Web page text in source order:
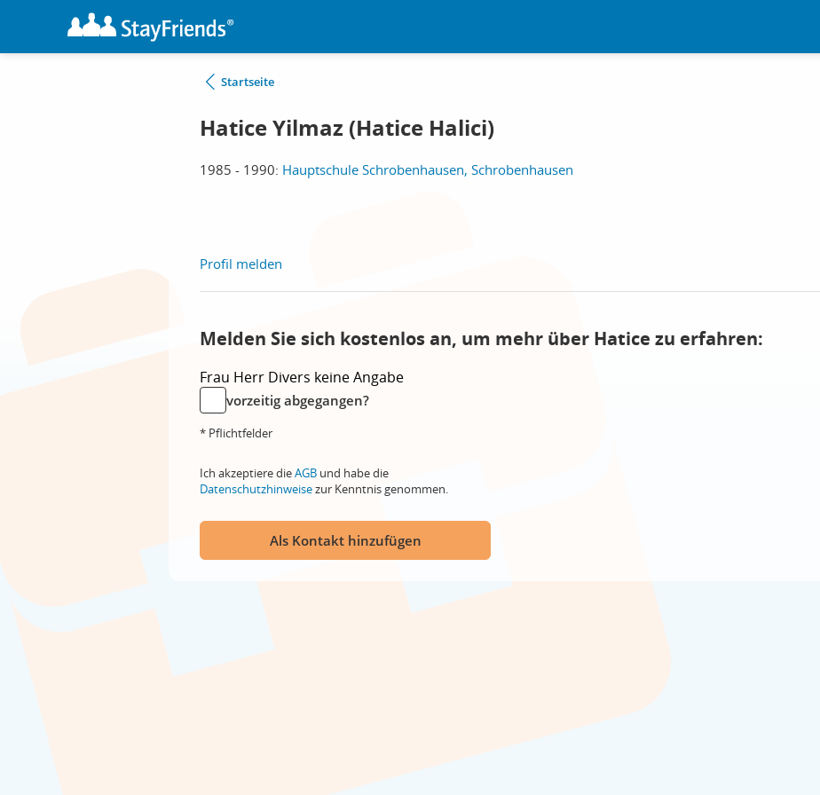
Startseite
Hatice Yilmaz (Hatice Halici)
1985 - 1990: Hauptschule Schrobenhausen, Schrobenhausen
Profil melden
Melden Sie sich kostenlos an, um mehr über Hatice zu erfahren:
Frau Herr Divers keine Angabe
vorzeitig abgegangen?
* Pflichtfelder
Ich akzeptiere dieAGB und habe die
Datenschutzhinweisezur Kenntnis genommen.
Als Kontakt hinzufügen